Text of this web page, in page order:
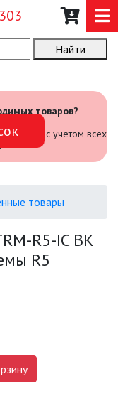
ИНВЕНТАРЬ И
ПОДВЕСНЫЕ
СВЕТИЛЬНИКИ
Найти
товаров?
с учетом всех
товары
R5-IC BK
R5